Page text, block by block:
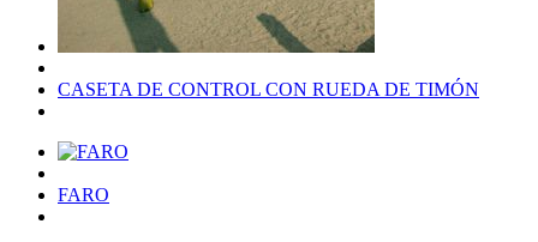
CASETA DE CONTROL CON RUEDA DE TIMÓN
FARO